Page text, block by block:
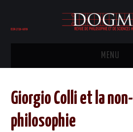
MENU
COMITÉ ÉDITORIAL
Giorgio Colli et la non-
philosophie